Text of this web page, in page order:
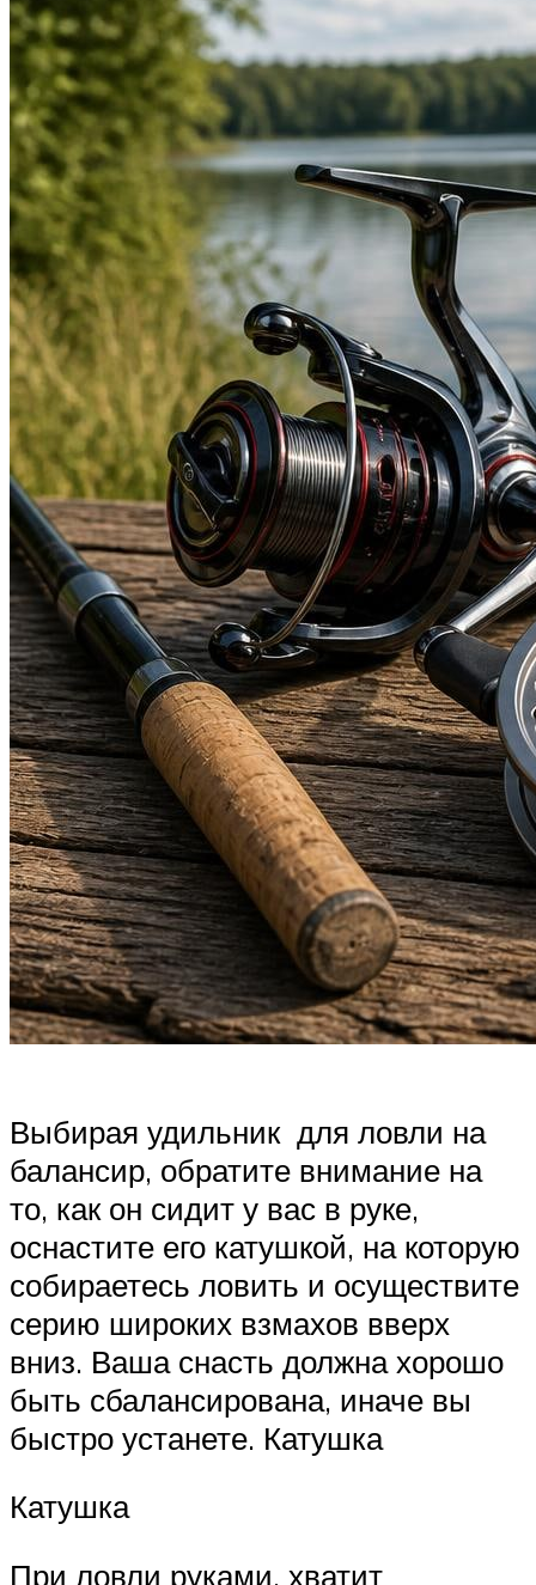
Выбирая удильник для ловли на
балансир, обратите внимание на
то, как он сидит у вас в руке,
оснастите его катушкой, на которую
собираетесь ловить и осуществите
серию широких взмахов вверх
вниз. Ваша снасть должна хорошо
быть сбалансирована, иначе вы
быстро устанете. Катушка
Катушка
При ловли руками, хватит